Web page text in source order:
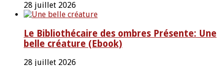
28 juillet 2026
Le Bibliothécaire des ombres Présente: Une
belle créature (Ebook)
28 juillet 2026